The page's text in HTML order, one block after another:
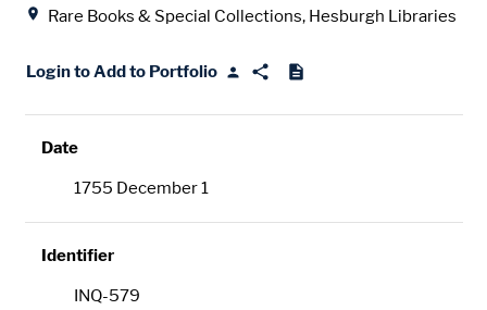
Rare Books & Special Collections, Hesburgh Libraries
Login to Add to Portfolio
Date
1755 December 1
Identifier
INQ-579